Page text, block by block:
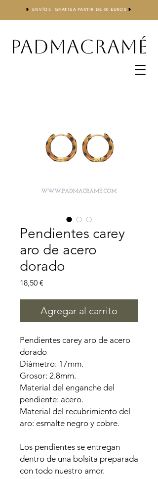
❥ ENVÍOS GRATIS A PARTIR DE 40 EUROS ❥
PADMACRAMÉ
Pendientes carey
aro de acero
dorado
18,50 €
Agregar al carrito
Pendientes carey aro de acero
dorado
Diámetro: 17mm.
Grosor: 2.8mm.
Material del enganche del
pendiente: acero.
Material del recubrimiento del
aro: esmalte negro y cobre.
Los pendientes se entregan
dentro de una bolsita preparada
con todo nuestro amor.